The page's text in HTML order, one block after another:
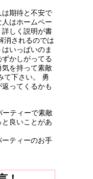
期待と不安で
はホームペー
しく説明が書
消されるのでは
いっぱいのま
かしがってる
気を持って素敵
て下さい。 勇
ってくるかも
ーティーで素敵
良いことがあ
ティーのお手